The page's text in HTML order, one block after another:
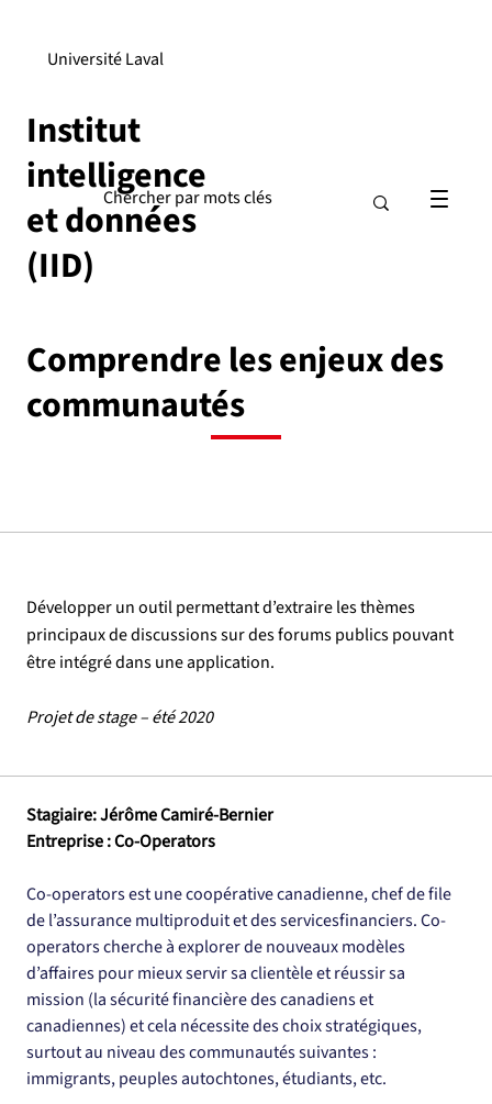
Institut
intelligence
et données
(IID)
Université Laval
Comprendre les enjeux des
communautés
Développer un outil permettant d’extraire les thèmes
principaux de discussions sur des forums publics pouvant
être intégré dans une application.
Projet de stage – été 2020
Stagiaire: Jérôme Camiré-Bernier
Entreprise : Co-Operators
Co-operators est une coopérative canadienne, chef de file
de l’assurance multiproduit et des servicesfinanciers. Co-
operators cherche à explorer de nouveaux modèles
d’affaires pour mieux servir sa clientèle et réussir sa
mission (la sécurité financière des canadiens et
canadiennes) et cela nécessite des choix stratégiques,
surtout au niveau des communautés suivantes :
immigrants, peuples autochtones, étudiants, etc.